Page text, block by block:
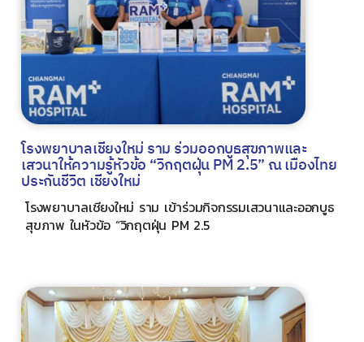
โรงพยาบาลเชียงใหม่ ราม ร่วมออกบูธสุขภาพและ
เสวนาให้ความรู้หัวข้อ “วิกฤตฝุ่น PM 2.5” ณ เมืองไทย
ประกันชีวิต เชียงใหม่
โรงพยาบาลเชียงใหม่ ราม เข้าร่วมกิจกรรมเสวนาและออกบูธ
สุขภาพ ในหัวข้อ “วิกฤตฝุ่น PM 2.5